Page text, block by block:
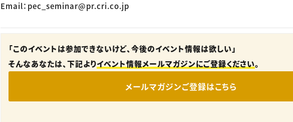
Email：pec_seminar@pr.cri.co.jp
「このイベントは参加できないけど、今後のイベント情報は欲しい」
そんなあなたは、下記よりイベント情報メールマガジンにご登録ください。
メールマガジンご登録はこちら